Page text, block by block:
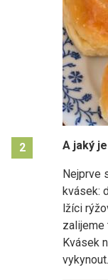
2 A jaký
Nejprve
kvásek:
lžíci
zalijeme
Kvásek
vykynout.